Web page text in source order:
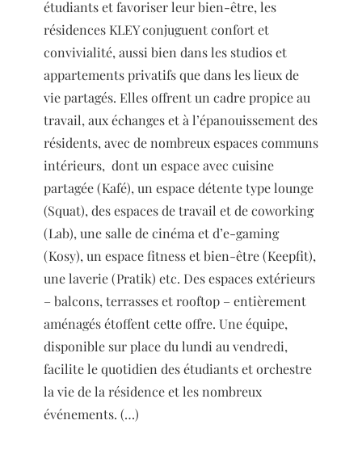
étudiants et favoriser leur bien-être, les
résidences KLEY conjuguent confort et
convivialité, aussi bien dans les studios et
appartements privatifs que dans les lieux de
vie partagés. Elles offrent un cadre propice au
travail, aux échanges et à l’épanouissement des
résidents, avec de nombreux espaces communs
intérieurs, dont un espace avec cuisine
partagée (Kafé), un espace détente type lounge
(Squat), des espaces de travail et de coworking
(Lab), une salle de cinéma et d’e-gaming
(Kosy), un espace fitness et bien-être (Keepfit),
une laverie (Pratik) etc. Des espaces extérieurs
– balcons, terrasses et rooftop – entièrement
aménagés étoffent cette offre. Une équipe,
disponible sur place du lundi au vendredi,
facilite le quotidien des étudiants et orchestre
la vie de la résidence et les nombreux
événements. (…)